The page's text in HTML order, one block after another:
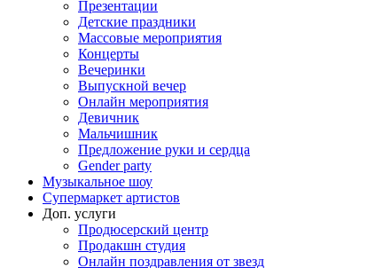
Презентации
Детские праздники
Массовые мероприятия
Концерты
Вечеринки
Выпускной вечер
Онлайн мероприятия
Девичник
Мальчишник
Предложение руки и сердца
Gender party
Музыкальное шоу
Супермаркет артистов
Доп. услуги
Продюсерский центр
Продакшн студия
Онлайн поздравления от звезд